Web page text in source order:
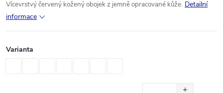
Vícevrstvýčervený koženýobojekz jemněopracované kůže. Detailní
informace
Varianta